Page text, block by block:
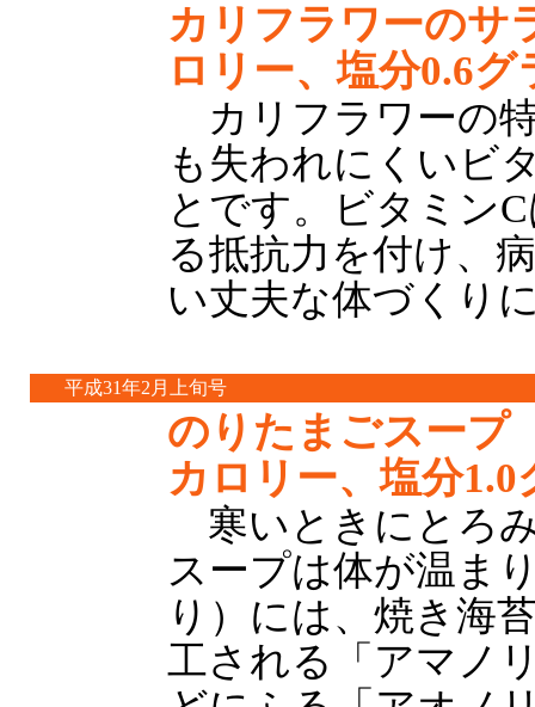
カリフラワーのサ
ロリー、塩分0.6グ
カリフラワーの
も失われにくいビ
とです。ビタミン
る抵抗力を付け、
い丈夫な体づくり
平成31年2月上旬号
のりたまごスープ
カロリー、塩分1.0
寒いときにとろ
スープは体が温ま
り）には、焼き海
工される「アマノ